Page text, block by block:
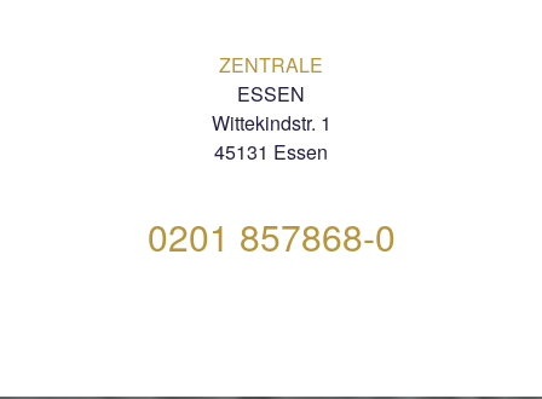
ZENTRALE
ESSEN
Wittekindstr. 1
45131 Essen
0201 857868-0